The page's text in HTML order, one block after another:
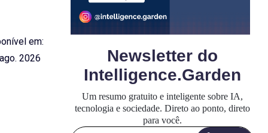
em:
2026